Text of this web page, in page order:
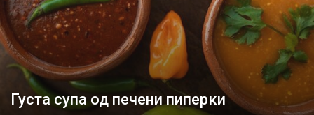
Густа супа од печени пиперки